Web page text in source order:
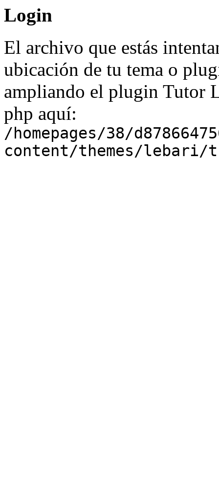
Login
El archivo que estás
ubicación de tu tema o
ampliando el plugin Tutor
php aquí:
/homepages/38/
content/themes/